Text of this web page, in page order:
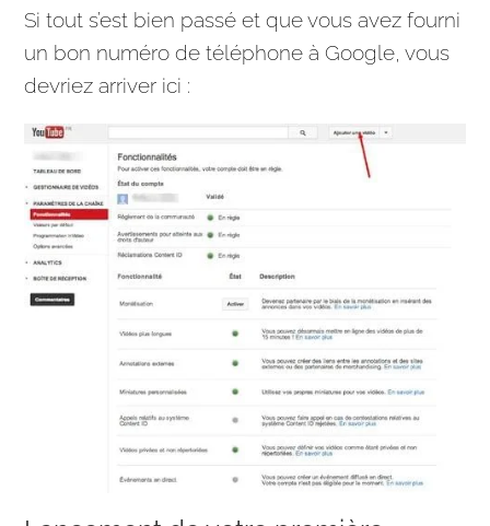
Si tout s’est bien passé et que vous avez fourni
un bon numéro de téléphone àGoogle , vous
devriez arriver ici :